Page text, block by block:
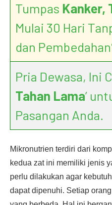
Tumpas Kanker,
Mulai 30 Hari
dan
Pria Dewasa, Ini
Tahan Lama’
Pasangan Anda.
Mikronutrien terdiri dari
kedua zat ini memiliki jenis
perlu dilakukan agar
dapat dipenuhi. Setiap